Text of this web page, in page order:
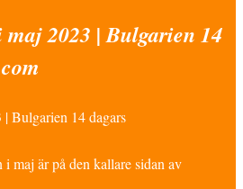
2023 | Bulgarien 14
Bulgarien 14 dagars
maj är på den kallare sidan av